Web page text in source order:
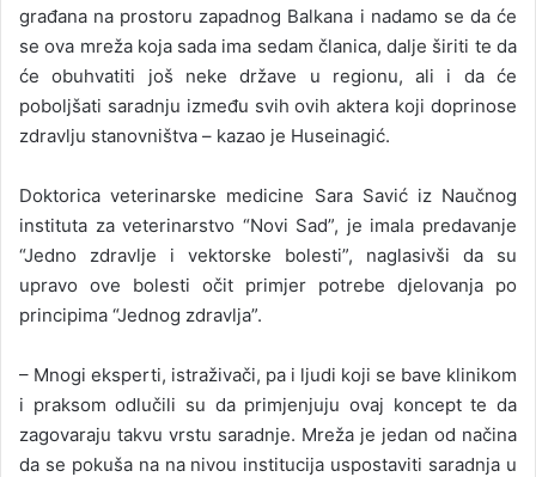
građana na prostoru zapadnog Balkana i nadamo se da će
se ova mreža koja sada ima sedam članica, dalje širiti te da
će obuhvatiti još neke države u regionu, ali i da će
poboljšati saradnju između svih ovih aktera koji doprinose
zdravlju stanovništva – kazao je Huseinagić.
Doktorica veterinarske medicine Sara Savić iz Naučnog
instituta za veterinarstvo “Novi Sad”, je imala predavanje
“Jedno zdravlje i vektorske bolesti”, naglasivši da su
upravo ove bolesti očit primjer potrebe djelovanja po
principima “Jednog zdravlja”.
– Mnogi eksperti, istraživači, pa i ljudi koji se bave klinikom
i praksom odlučili su da primjenjuju ovaj koncept te da
zagovaraju takvu vrstu saradnje. Mreža je jedan od načina
da se pokuša na na nivou institucija uspostaviti saradnja u